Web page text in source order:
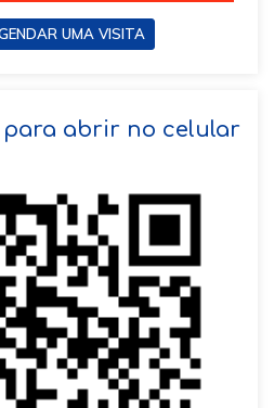
UMA VISITA
para abrir no celular